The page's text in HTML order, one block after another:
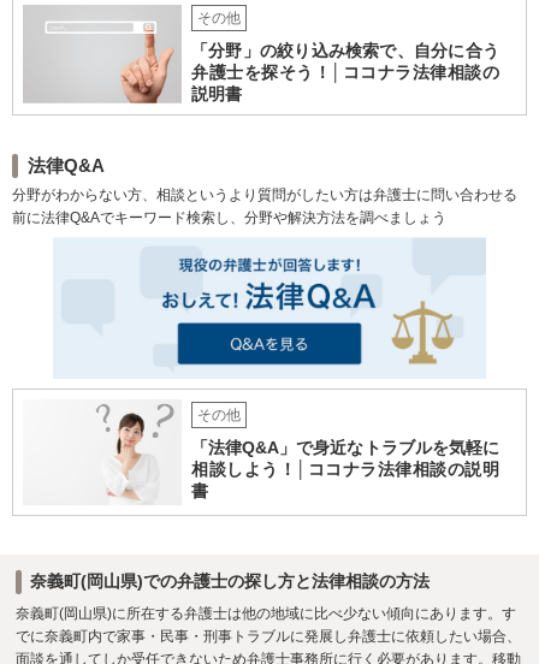
お気軽にご相談ください。
その他
「分野」の絞り込み検索で、自分に合う
弁護士を探そう！│ココナラ法律相談の
説明書
法律Q&A
分野がわからない方、相談というより質問がしたい方は弁護士に問い合わせる
前に法律Q&Aでキーワード検索し、分野や解決方法を調べましょう
その他
「法律Q&A」で身近なトラブルを気軽に
相談しよう！│ココナラ法律相談の説明
書
奈義町(岡山県)での弁護士の探し方と法律相談の方法
奈義町(岡山県)に所在する弁護士は他の地域に比べ少ない傾向にあります。す
でに奈義町内で家事・民事・刑事トラブルに発展し弁護士に依頼したい場合、
面談を通してしか受任できないため弁護士事務所に行く必要があります。移動